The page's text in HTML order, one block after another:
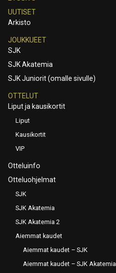
UUTISET
Arkisto
JOUKKUEET
SJK
SJK Akatemia
SJK Juniorit (omalle sivulle)
OTTELUT
Liput ja kausikortit
Liput
Kausikortit
VIP
Otteluinfo
Otteluohjelmat
SJK
SJK Akatemia
SJK Akatemia 2
Aiemmat kaudet
Aiemmat kaudet – SJK
Aiemmat kaudet – SJK Akatemia